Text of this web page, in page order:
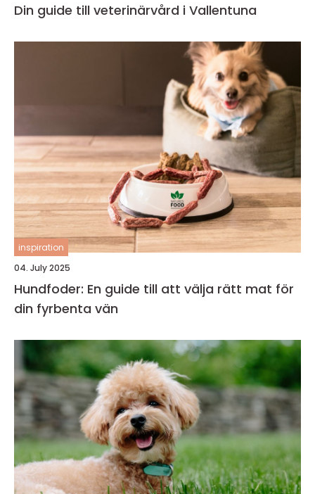
Din guide till veterinärvård i Vallentuna
inspiration
04. July 2025
Hundfoder: En guide till att välja rätt mat för
din fyrbenta vän